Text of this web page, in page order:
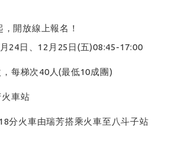
開放線上報名！
24日、12月25日(五)08:45-17:00
每梯次40人(最低10成團)
車站
分火車由瑞芳搭乘火車至八斗子站